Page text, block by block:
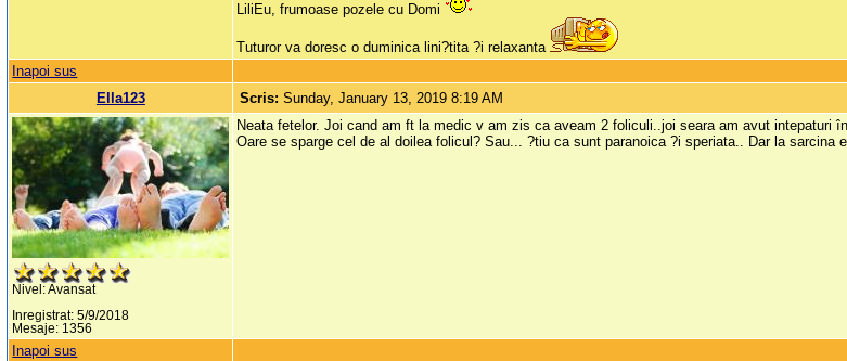
LiliEu, frumoase pozele cu Domi
Tuturor va doresc o duminica lini?tita ?i relaxanta
Inapoi sus
Ella123
Scris:Sunday, January 13, 2019 8:19 AM
Nivel: Avansat
Inregistrat: 5/9/2018
Mesaje: 1356
Neata fetelor. Joi cand am ft la medic v am zis ca aveam 2 foliculi..joi seara am avut
Oare se sparge cel de al doilea folicul? Sau... ?tiu ca sunt paranoica ?i speriata.. Dar la
Inapoi sus